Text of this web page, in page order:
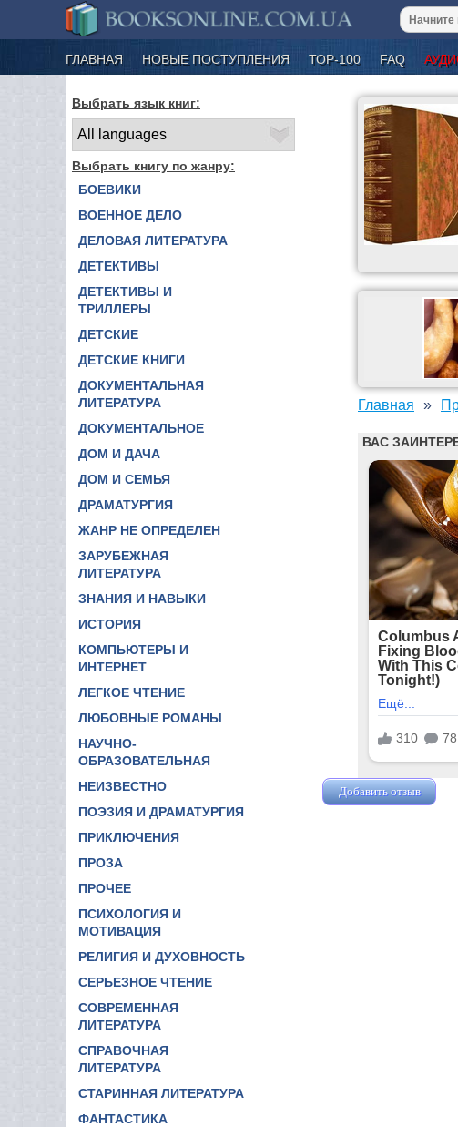
ГЛАВНАЯ НОВЫЕ ПОСТУПЛЕНИЯ ТОР-100 FAQ
Выбрать язык книг:
Выбрать книгу по жанру:
БОЕВИКИ
ВОЕННОЕ ДЕЛО
ДЕЛОВАЯ ЛИТЕРАТУРА
ДЕТЕКТИВЫ
ДЕТЕКТИВЫ И
ТРИЛЛЕРЫ
ДЕТСКИЕ
ДЕТСКИЕ КНИГИ
ДОКУМЕНТАЛЬНАЯ
ЛИТЕРАТУРА
ДОКУМЕНТАЛЬНОЕ
ДОМ И ДАЧА
ДОМ И СЕМЬЯ
ДРАМАТУРГИЯ
ЖАНР НЕ ОПРЕДЕЛЕН
ЗАРУБЕЖНАЯ
ЛИТЕРАТУРА
ЗНАНИЯ И НАВЫКИ
ИСТОРИЯ
КОМПЬЮТЕРЫ И
ИНТЕРНЕТ
ЛЕГКОЕ ЧТЕНИЕ
ЛЮБОВНЫЕ РОМАНЫ
НАУЧНО-
ОБРАЗОВАТЕЛЬНАЯ
НЕИЗВЕСТНО
ПОЭЗИЯ И ДРАМАТУРГИЯ
ПРИКЛЮЧЕНИЯ
ПРОЗА
ПРОЧЕЕ
ПСИХОЛОГИЯ И
МОТИВАЦИЯ
РЕЛИГИЯ И ДУХОВНОСТЬ
СЕРЬЕЗНОЕ ЧТЕНИЕ
СОВРЕМЕННАЯ
ЛИТЕРАТУРА
СПРАВОЧНАЯ
ЛИТЕРАТУРА
СТАРИННАЯ ЛИТЕРАТУРА
ФАНТАСТИКА
Главная
Добавить отзыв